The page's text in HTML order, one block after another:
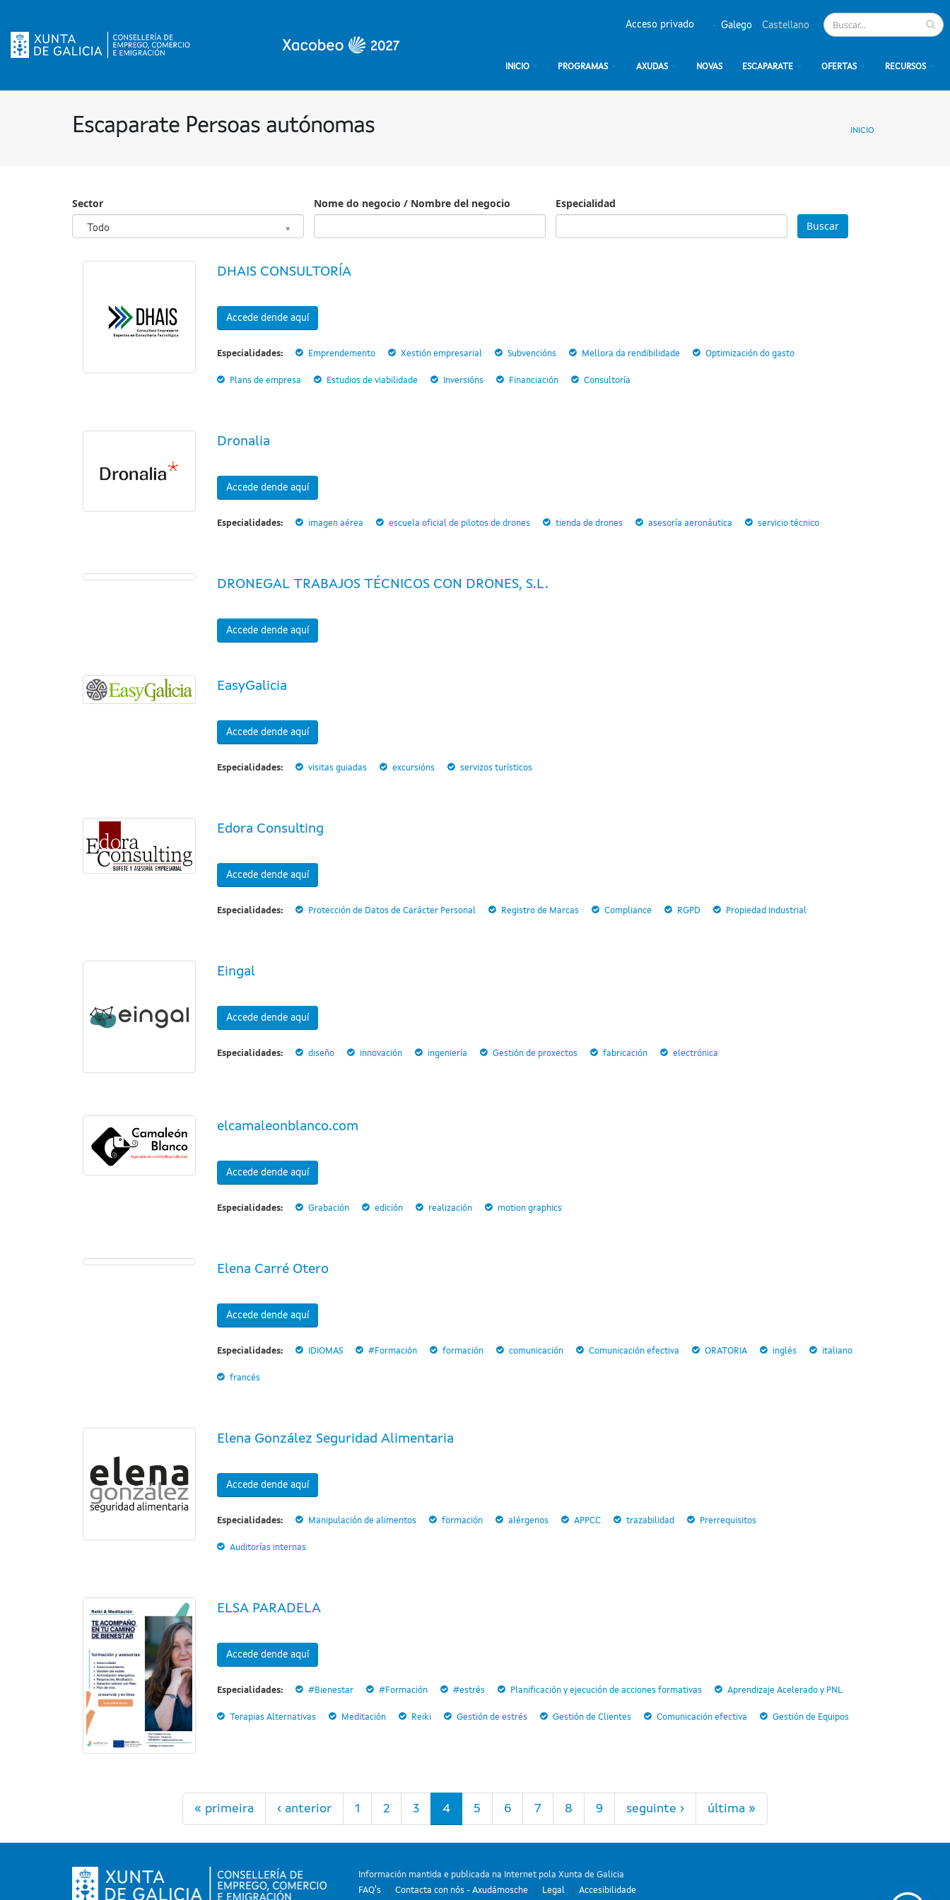
Galego Castellano
Acceso privado
INICIO PROGRAMAS AXUDAS NOVAS ESCAPARATE OFERTAS RECURSOS
Escaparate Persoas autónomas INICIO
Sector
Todo
Sector
Nome do negocio / Nombre del negocio
Especialidad
DHAIS CONSULTORÍA
Accede dende aquí
Especialidades: Emprendemento Xestión empresarial Subvencións Mellora da rendibilidade Optimización do gasto
Plans de empresa Estudios de viabilidade Inversións Financiación Consultoría
Dronalia
Accede dende aquí
Especialidades: imagen aérea escuela oficial de pilotos de drones tienda de drones asesoría aeronáutica servicio técnico
DRONEGAL TRABAJOS TÉCNICOS CON DRONES, S.L.
Accede dende aquí
EasyGalicia
Accede dende aquí
Especialidades: visitas guiadas excursións servizos turísticos
Edora Consulting
Accede dende aquí
Especialidades: Protección de Datos de Carácter Personal Registro de Marcas Compliance RGPD Propiedad Industrial
Eingal
Accede dende aquí
Especialidades: diseño innovación ingeniería Gestión de proxectos fabricación electrónica
elcamaleonblanco.com
Accede dende aquí
Especialidades: Grabación edición realización motion graphics
Elena Carré Otero
Accede dende aquí
Especialidades: IDIOMAS #Formación formación comunicación Comunicación efectiva ORATORIA inglés italiano
francés
Elena González Seguridad Alimentaria
Accede dende aquí
Especialidades: Manipulación de alimentos formación alérgenos APPCC trazabilidad Prerrequisitos
Auditorías internas
ELSA PARADELA
Accede dende aquí
Especialidades: #Bienestar #Formación #estrés Planificación y ejecución de acciones formativas Aprendizaje Acelerado y PNL
Terapias Alternativas Meditación Reiki Gestión de estrés Gestión de Clientes Comunicación efectiva Gestión de Equipos
« primeira ‹ anterior 1 2 3 4 5 6 7 8 9 seguinte › última »
Información mantida e publicada na Internet pola Xunta de Galicia
FAQ's
Contacta con nós - Axudámosche Legal Accesibilidade